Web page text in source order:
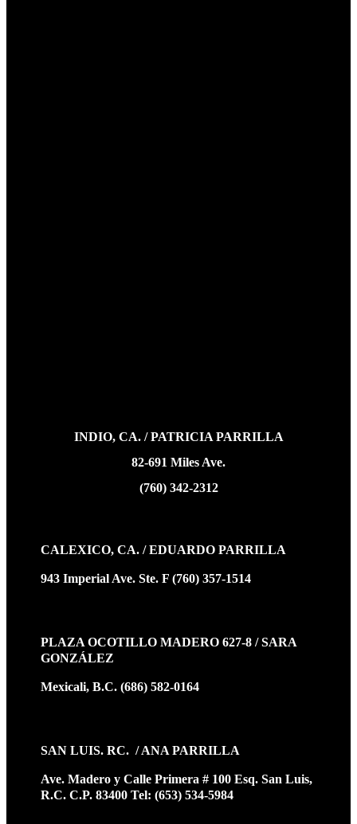
INDIO, CA. / PATRICIA PARRILLA
82-691 Miles Ave.
(760) 342-2312
CALEXICO, CA. / EDUARDO PARRILLA
943 Imperial Ave. Ste. F (760) 357-1514
PLAZA OCOTILLO MADERO 627-8 / SARA
GONZÁLEZ
Mexicali, B.C. (686) 582-0164
SAN LUIS. RC. / ANA PARRILLA
Ave. Madero y Calle Primera # 100 Esq. San Luis,
R.C. C.P. 83400 Tel: (653) 534-5984